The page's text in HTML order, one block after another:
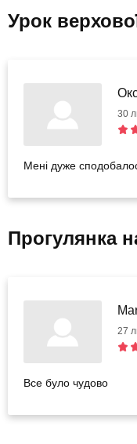
Урок
30
Мені дуже
Прогулянка
27
Все було чудово